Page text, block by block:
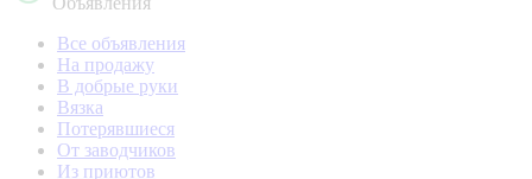
Все объявления
На продажу
В добрые руки
Вязка
Потерявшиеся
От заводчиков
Из приютов